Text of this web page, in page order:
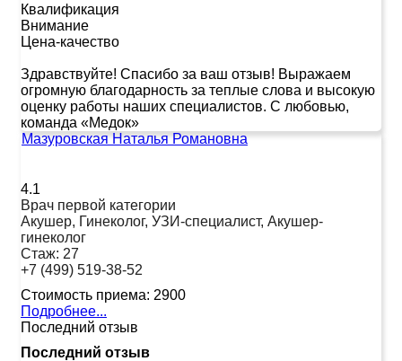
Квалификация
Внимание
Цена-качество
Здравствуйте! Спасибо за ваш отзыв! Выражаем
огромную благодарность за теплые слова и высокую
оценку работы наших специалистов. С любовью,
команда «Медок»
Мазуровская Наталья Романовна
4.1
Врач первой категории
Акушер, Гинеколог, УЗИ-специалист, Акушер-
гинеколог
Стаж: 27
+7 (499) 519-38-52
Стоимость приема: 2900
Подробнее...
Последний отзыв
Последний отзыв